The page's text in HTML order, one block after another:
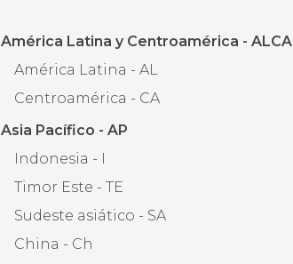
América Latina y Centroamérica - ALCA
América Latina - AL
Centroamérica - CA
Asia Pacífico - AP
Indonesia - I
Timor Este - TE
Sudeste asiático - SA
China - Ch